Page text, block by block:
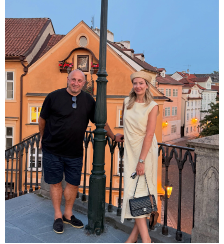
10:52 / 06-08-2026
ვაშინგტონს რაკეტების დეფიციტი აქვს? -
მედიის ცნობით, დონალდ ტრამპი პიტ
ჰეგსეთს დაუპირისპირდა: დეტალები
23:15 / 06-08-2026
“არ მინდა, ბაიდენივით
სცენიდან გადავარდეს“ -
დონალდ ტრამპის სიტყვით
გამოსვლისას დამსწრეები